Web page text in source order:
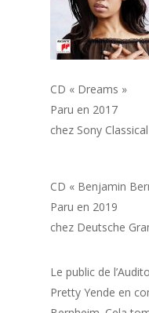
CD « Dreams »
Paru en 2017
chez Sony Classical
CD « Benjamin
Paru en 2019
chez Deutsche
Le public de
Pretty Yende en